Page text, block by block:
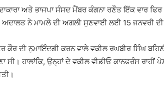
ਅਤੇ ਭਾਜਪਾ ਸੰਸਦ ਮੈਂਬਰ ਕੰਗਨਾ ਰਣੌਤ ਇੱਕ ਵਾਰ
ਅਦਾਲਤ ਨੇ ਮਾਮਲੇ ਦੀ ਅਗਲੀ ਸੁਣਵਾਈ ਲਈ 15 ਜਨਵਰੀ ਦੀ
ਕੌਰ ਦੀ ਨੁਮਾਇੰਦਗੀ ਕਰਨ ਵਾਲੇ ਵਕੀਲ ਰਘਬੀਰ ਸਿੰਘ
ਸੀ। ਹਾਲਾਂਕਿ, ਉਨ੍ਹਾਂ ਦੇ ਵਕੀਲ ਵੀਡੀਓ ਕਾਨਫਰੰਸ